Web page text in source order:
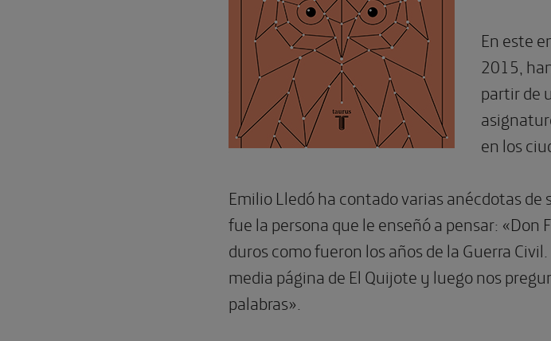
En este
2015,
partir de
en los
Emilio Lledó ha contado varias anécdotas
fue la persona que le enseñó a pensar:
duros como fueron los años de la Guerra
media página de El Quijote y luego nos
palabras».